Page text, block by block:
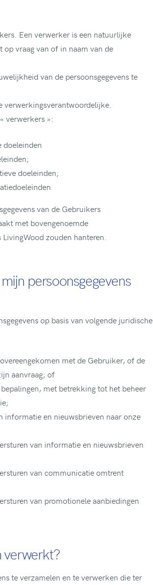
Een verwerker is een natuurlijke
op vraag van of in naam van de
van de persoonsgegevens te
verwerkingsverantwoordelijke.
verwerkers »:
doeleinden
doeleinden;
van de Gebruikers
met bovengenoemde
zouden hanteren.
persoonsgegevens
op basis van volgende juridische
met de Gebruiker, of de
aanvraag; of
met betrekking tot het beheer
informatie en nieuwsbrieven naar onze
van informatie en nieuwsbrieven
van communicatie omtrent
van promotionele aanbiedingen
verwerkt?
te verzamelen en te verwerken die ter